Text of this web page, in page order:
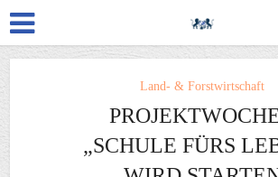
Land- & Forstwirtschaft
„SCHULE FÜRS